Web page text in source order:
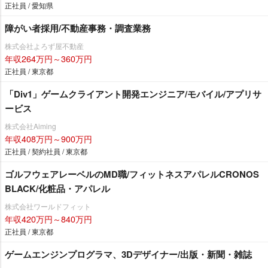
正社員 / 愛知県
障がい者採用/不動産事務・調査業務
株式会社よろず屋不動産
年収264万円～360万円
正社員 / 東京都
「Div1」ゲームクライアント開発エンジニア/モバイル/アプリサ
ービス
株式会社Aiming
年収408万円～900万円
正社員 / 契約社員 / 東京都
ゴルフウェアレーベルのMD職/フィットネスアパレルCRONOS
BLACK/化粧品・アパレル
株式会社ワールドフィット
年収420万円～840万円
正社員 / 東京都
ゲームエンジンプログラマ、3Dデザイナー/出版・新聞・雑誌